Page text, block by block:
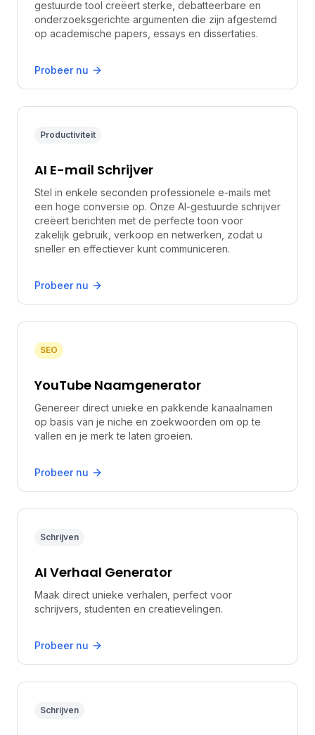
gestuurde tool creëert sterke, debatteerbare en
onderzoeksgerichte argumenten die zijn afgestemd
op academische papers, essays en dissertaties.
Probeer nu
Productiviteit
AI E-mail Schrijver
Stel in enkele seconden professionele e-mails met
een hoge conversie op. Onze AI-gestuurde schrijver
creëert berichten met de perfecte toon voor
zakelijk gebruik, verkoop en netwerken, zodat u
sneller en effectiever kunt communiceren.
Probeer nu
SEO
YouTube Naamgenerator
Genereer direct unieke en pakkende kanaalnamen
op basis van je niche en zoekwoorden om op te
vallen en je merk te laten groeien.
Probeer nu
Schrijven
AI Verhaal Generator
Maak direct unieke verhalen, perfect voor
schrijvers, studenten en creatievelingen.
Probeer nu
Schrijven